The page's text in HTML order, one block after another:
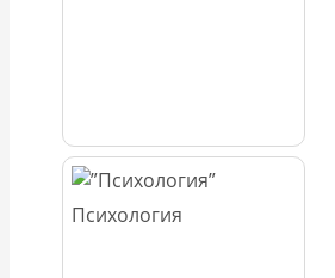
Психология